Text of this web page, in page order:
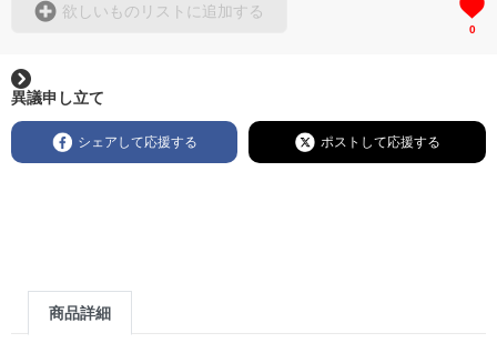
欲しいものリストに追加する
0
異議申し立て
シェアして応援する ポストして応援する
商品詳細